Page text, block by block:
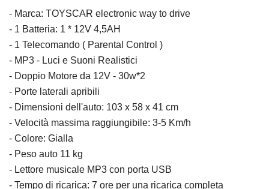
- Marca: TOYSCAR electronic way to drive
- 1 Batteria: 1 * 12V 4,5AH
- 1 Telecomando ( Parental Control )
- MP3 - Luci e Suoni Realistici
- Doppio Motore da 12V - 30w*2
- Porte laterali apribili
- Dimensioni dell'auto: 103 x 58 x 41 cm
- Velocità massima raggiungibile: 3-5 Km/h
- Colore: Gialla
- Peso auto 11 kg
- Lettore musicale MP3 con porta USB
- Tempo di ricarica: 7 ore per una ricarica completa